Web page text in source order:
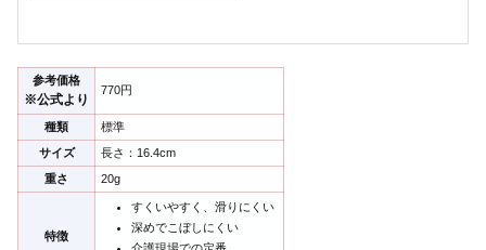
参考価格
※公式より
770円
種類
標準
サイズ
長さ：16.4cm
重さ
20g
特徴
すくいやすく、滑りにくい
深めでこぼしにくい